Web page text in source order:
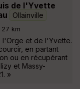
de l'Yvette
Ollainville
27 km
l'Orge et de l'Yvette.
en partant
ou en récupérant
et Massy-
»